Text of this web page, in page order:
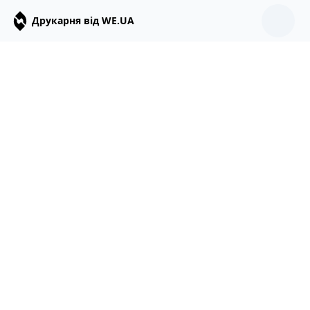
Друкарня від WE.UA